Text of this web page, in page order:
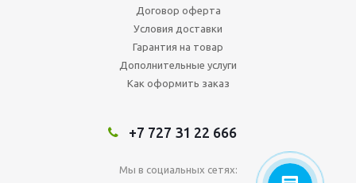
Договор оферта
Условия доставки
Гарантия на товар
Дополнительные услуги
Как оформить заказ
+7 727 31 22 666
Мы в социальных сетях: